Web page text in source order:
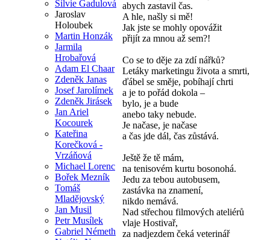
Silvie Gadulová
Jaroslav
Holoubek
Martin Honzák
Jarmila
Hrobařová
Adam El Chaar
Zdeněk Janas
Josef Jarolímek
Zdeněk Jirásek
Jan Ariel
Kocourek
Kateřina
Korečková -
Vrzáňová
Michael Lorenc
Bořek Mezník
Tomáš
Mladějovský
Jan Musil
Petr Musílek
Gabriel Németh
abych zastavil čas.
A hle, našly si mě!
Jak jste se mohly opovážit
přijít za mnou až sem?!
Co se to děje za zdí nářků?
Letáky marketingu života a smrti,
ďábel se směje, pobíhají chrti
a je to pořád dokola –
bylo, je a bude
anebo taky nebude.
Je načase, je načase
a čas jde dál, čas zůstává.
Ještě že tě mám,
na tenisovém kurtu bosonohá.
Jedu za tebou autobusem,
zastávka na znamení,
nikdo nemává.
Nad střechou filmových ateliérů
vlaje Hostivař,
za nadjezdem čeká veterinář